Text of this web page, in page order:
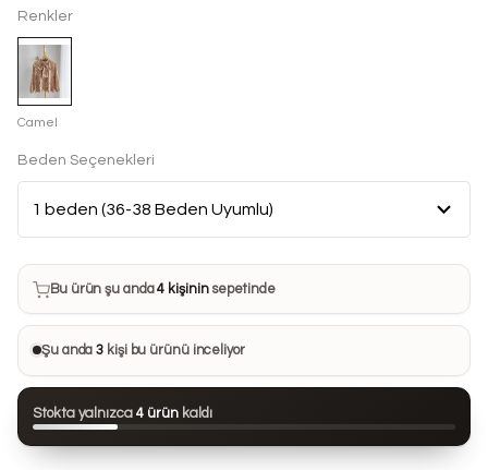
Renkler
Camel
Beden Seçenekleri
Bu ürün son 7 günde15 kezsatın alındı
Bu ürün şu anda4 kişininsepetinde
Bu ürünü 29 kişi favorilerine ekledi
Bu ürün son 24 saatte57 kezgörüntülendi
Şu anda3 kişi bu ürünü inceliyor
Stokta yalnızca 4 ürün kaldı